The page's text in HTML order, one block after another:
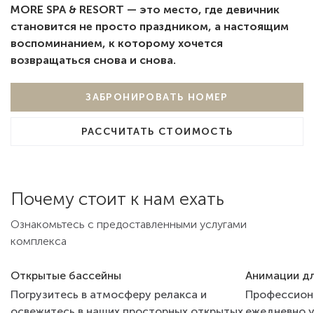
MORE SPA & RESORT — это место, где девичник
становится не просто праздником, а настоящим
воспоминанием, к которому хочется
возвращаться снова и снова.
ЗАБРОНИРОВАТЬ НОМЕР
РАССЧИТАТЬ СТОИМОСТЬ
Почему стоит к нам ехать
Ознакомьтесь с предоставленными услугами
комплекса
Открытые бассейны
Погрузитесь в атмосферу релакса и
Анимации